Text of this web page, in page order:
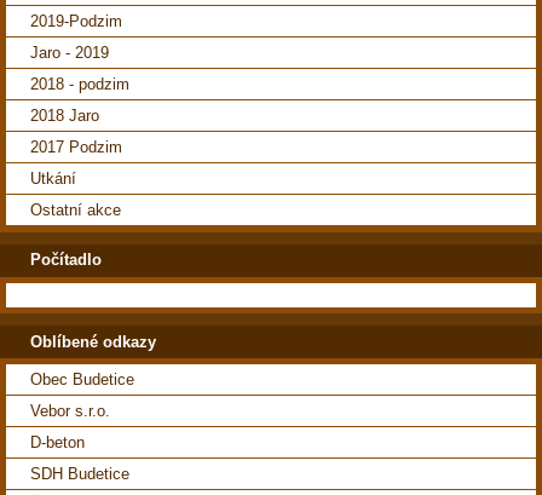
2019-Podzim
Jaro - 2019
2018 - podzim
2018 Jaro
2017 Podzim
Utkání
Ostatní akce
Počítadlo
Oblíbené odkazy
Obec Budetice
Vebor s.r.o.
D-beton
SDH Budetice